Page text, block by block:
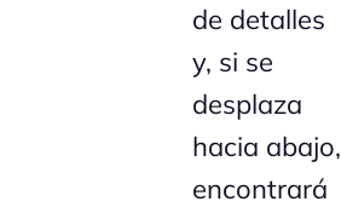
de detalles
y, si se
desplaza
hacia abajo,
encontrará